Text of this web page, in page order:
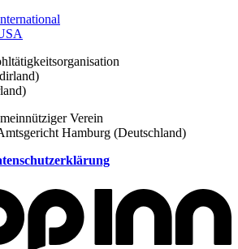
Verein
Hamburg (Deutschland)